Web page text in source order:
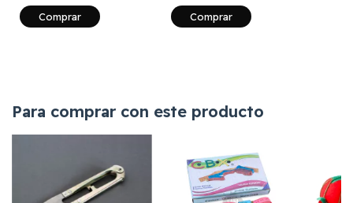
Comprar Comprar
Para comprar con este producto